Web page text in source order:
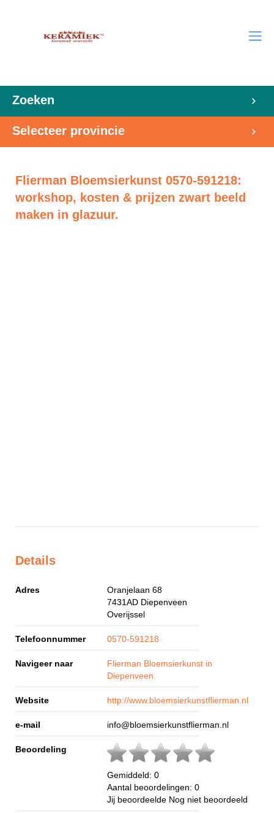
Zoeken
Selecteer provincie
Flierman Bloemsierkunst 0570-591218:
workshop, kosten & prijzen zwart beeld
maken in glazuur.
Details
Adres
Oranjelaan 68
7431AD Diepenveen
Overijssel
Telefoonnummer 0570-591218
Navigeer naar
Flierman Bloemsierkunst in
Diepenveen
Website http://www.bloemsierkunstflierman.nl
e-mail info@bloemsierkunstflierman.nl
Beoordeling
Gemiddeld: 0
Aantal beoordelingen: 0
Jij beoordeelde Nog niet beoordeeld